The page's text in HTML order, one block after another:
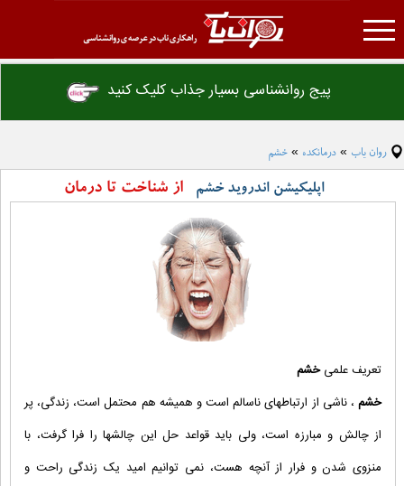
مقاله روانشناسی
فرهنگ لغت روانشناسی
پیج روانشناسی بسیار جذاب کلیک کنید
روان یاب » درمانکده » خشم
اپلیکیشن اندروید خشم از شناخت تا درمان
تعریف علمیخشم
خشم ، ناشی از ارتباطهای ناسالم است و همیشه هم محتمل است، زندگی، پر
از چالش و مبارزه است، ولی باید قواعد حل این چالشها را فرا گرفت، با
منزوی شدن و فرار از آنچه هست، نمی توانیم امید یک زندگی راحت و